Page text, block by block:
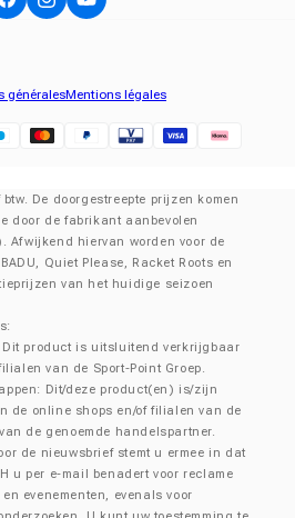
FacebookInstagramYouTube
généralesMentions légales
De doorgestreepte prijzen komen
door de fabrikant aanbevolen
Afwijkend hiervan worden voor de
Quiet Please, Racket Roots en
van het huidige seizoen
Dit product is uitsluitend verkrijgbaar
van de Sport-Point Groep.
Dit/deze product(en) is/zijn
de online shops en/of filialen van de
de genoemde handelspartner.
de nieuwsbrief stemt u ermee in dat
u per e-mail benadert voor reclame
evenementen, evenals voor